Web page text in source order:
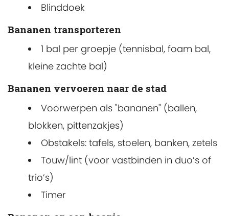
Blinddoek
Bananen transporteren
1 bal per groepje (tennisbal, foam bal,
kleine zachte bal)
Bananen vervoeren naar de stad
Voorwerpen als "bananen" (ballen,
blokken, pittenzakjes)
Obstakels: tafels, stoelen, banken, zetels
Touw/lint (voor vastbinden in duo’s of
trio’s)
Timer